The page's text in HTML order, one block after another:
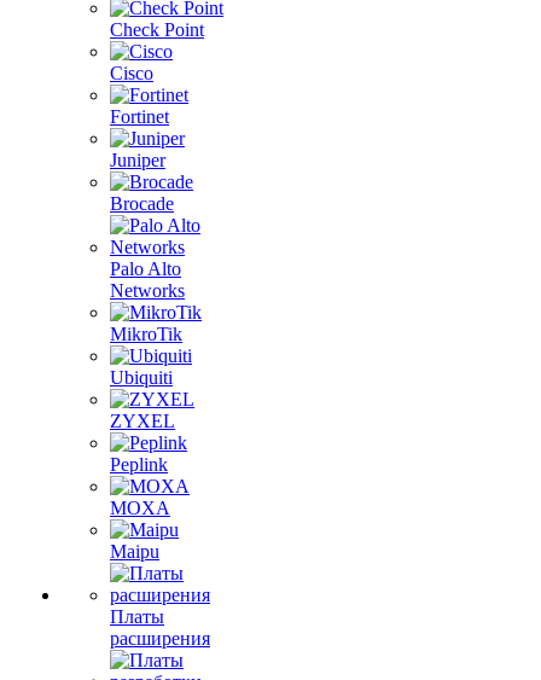
Check Point
Cisco
Fortinet
Juniper
Brocade
Palo Alto
Networks
MikroTik
Ubiquiti
ZYXEL
Peplink
MOXA
Maipu
Платы
расширения